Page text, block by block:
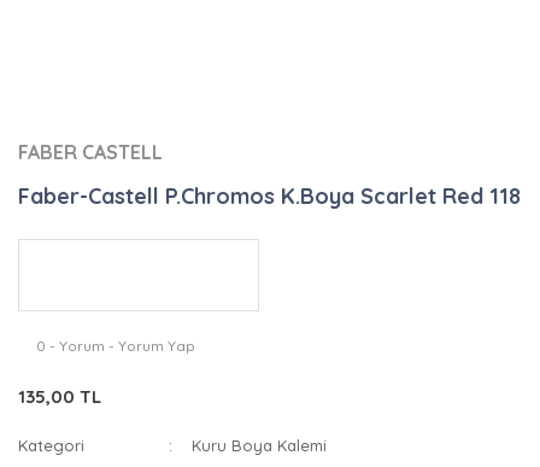
FABER CASTELL
Faber-Castell P.Chromos K.Boya Scarlet Red 118
0 - Yorum - Yorum Yap
135,00 TL
Kategori
Kuru Boya Kalemi